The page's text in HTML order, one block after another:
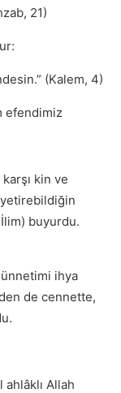
21)
(Kalem, 4)
efendimiz
kin ve
buyurdu.
ihya
de cennette,
Allah